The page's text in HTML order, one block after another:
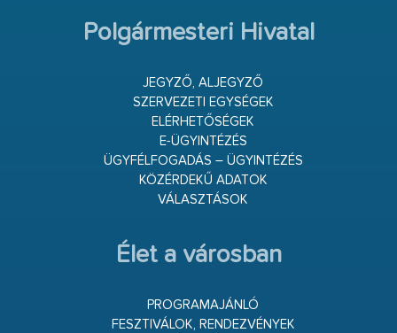
Polgármesteri Hivatal
JEGYZŐ, ALJEGYZŐ
SZERVEZETI EGYSÉGEK
ELÉRHETŐSÉGEK
E-ÜGYINTÉZÉS
ÜGYFÉLFOGADÁS – ÜGYINTÉZÉS
KÖZÉRDEKŰ ADATOK
VÁLASZTÁSOK
Élet a városban
PROGRAMAJÁNLÓ
FESZTIVÁLOK, RENDEZVÉNYEK